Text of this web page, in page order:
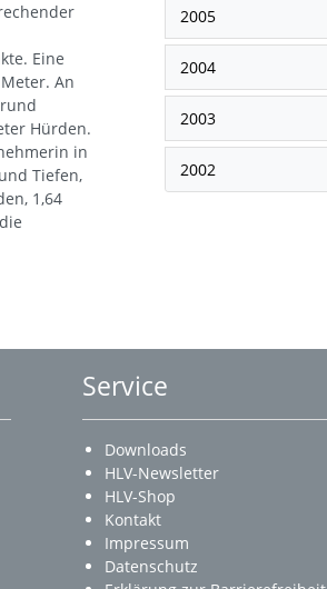
Eine
An
Hürden.
in
Tiefen,
1,64
2005
2004
2003
2002
Service
Downloads
HLV-Newsletter
HLV-Shop
Kontakt
Impressum
Datenschutz